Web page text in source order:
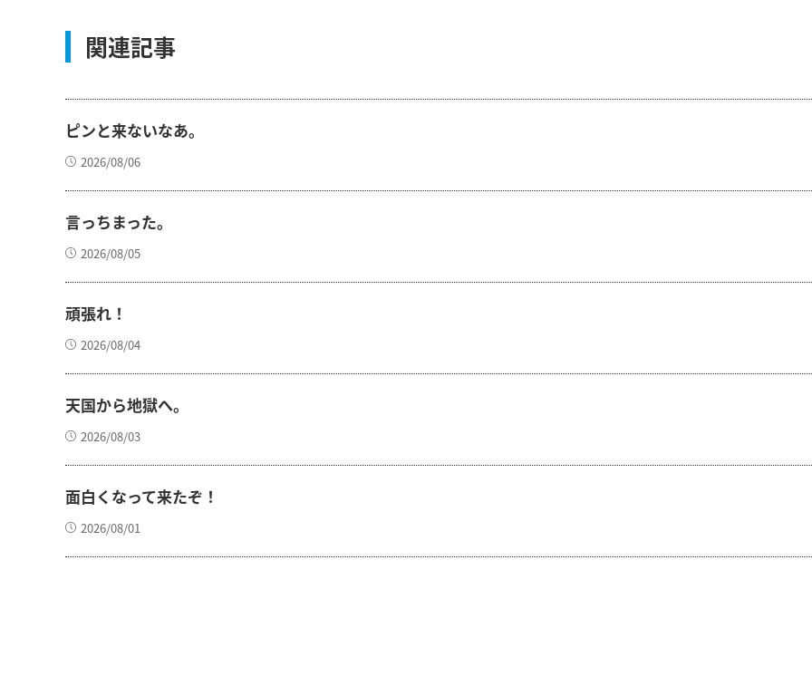
関連記事
ピンと来ないなあ。
2026/08/06
言っちまった。
2026/08/05
頑張れ！
2026/08/04
天国から地獄へ。
2026/08/03
面白くなって来たぞ！
2026/08/01